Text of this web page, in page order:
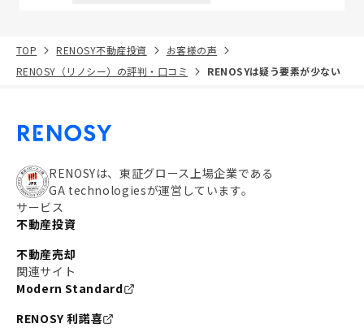
TOP RENOSY不動産投資
お客様の声
RENOSY（リノシー）の評判・口コミ
RENOSYは疑う要素が少ない
RENOSYは、東証グロース上場企業である
GA technologiesが運営しています。
サービス
不動産投資
不動産売却
関連サイト
Modern Standard
RENOSY 利諾喜